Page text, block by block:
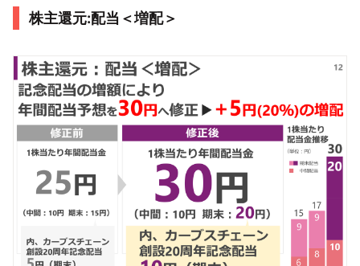
株主還元:配当＜増配＞